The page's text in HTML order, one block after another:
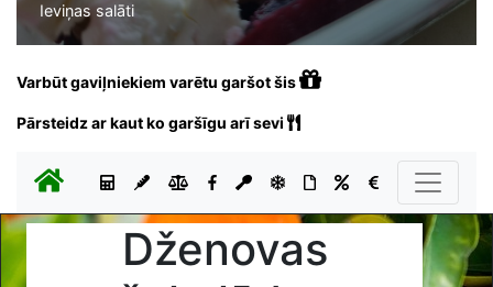
Ieviņas salāti
Varbūt gaviļniekiem varētu garšot šis
Pārsteidz ar kaut ko garšīgu arī sevi
Dženovas